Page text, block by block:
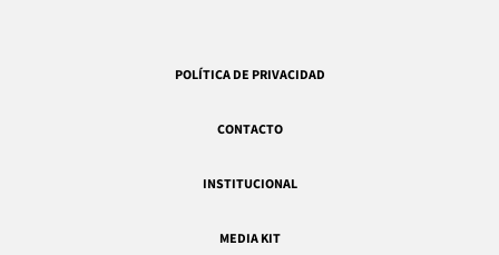
POLÍTICA DE PRIVACIDAD
CONTACTO
INSTITUCIONAL
MEDIA KIT